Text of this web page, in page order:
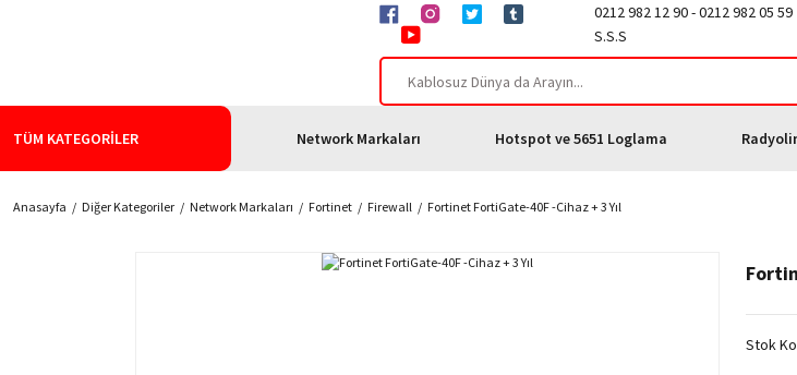
0212 982 12 90 - 0212 982 05 59
S.S.S
TÜM KATEGORİLER Network Markaları Hotspot ve 5651 Loglama
Anasayfa Diğer Kategoriler Network Markaları Fortinet Firewall Fortinet FortiGate-40F -Cihaz + 3 Yıl
Stok